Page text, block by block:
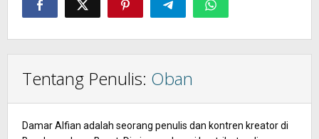
Tentang Penulis: Oban
Damar Alfian adalah seorang penulis dan kontren kreator di